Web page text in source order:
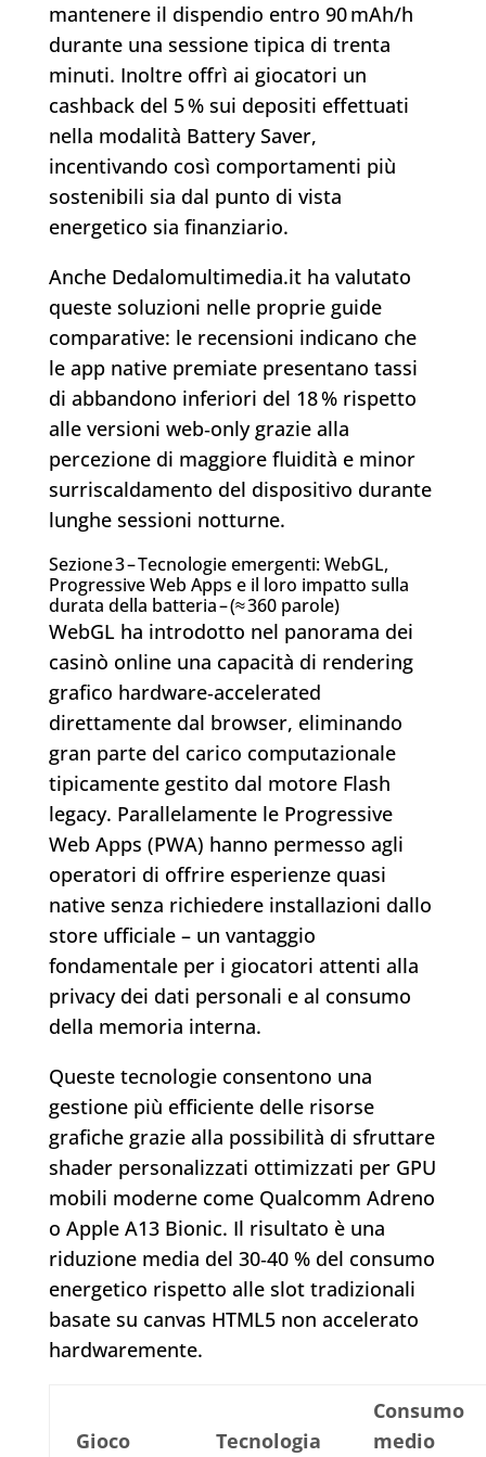
mantenere il dispendio entro 90 mAh/h
durante una sessione tipica di trenta
minuti. Inoltre offrì ai giocatori un
cashback del 5 % sui depositi effettuati
nella modalità Battery Saver,
incentivando così comportamenti più
sostenibili sia dal punto di vista
energetico sia finanziario.
Anche Dedalomultimedia.it ha valutato
queste soluzioni nelle proprie guide
comparative: le recensioni indicano che
le app native premiate presentano tassi
di abbandono inferiori del 18 % rispetto
alle versioni web‑only grazie alla
percezione di maggiore fluidità e minor
surriscaldamento del dispositivo durante
lunghe sessioni notturne.
Sezione 3 – Tecnologie emergenti: WebGL,
Progressive Web Apps e il loro impatto sulla
durata della batteria – (≈ 360 parole)
WebGL ha introdotto nel panorama dei
casinò online una capacità di rendering
grafico hardware‑accelerated
direttamente dal browser, eliminando
gran parte del carico computazionale
tipicamente gestito dal motore Flash
legacy. Parallelamente le Progressive
Web Apps (PWA) hanno permesso agli
operatori di offrire esperienze quasi
native senza richiedere installazioni dallo
store ufficiale – un vantaggio
fondamentale per i giocatori attenti alla
privacy dei dati personali e al consumo
della memoria interna.
Queste tecnologie consentono una
gestione più efficiente delle risorse
grafiche grazie alla possibilità di sfruttare
shader personalizzati ottimizzati per GPU
mobili moderne come Qualcomm Adreno
o Apple A13 Bionic. Il risultato è una
riduzione media del 30‑40 % del consumo
energetico rispetto alle slot tradizionali
basate su canvas HTML5 non accelerato
hardwaremente.
Gioco Tecnologia
Consumo
medio